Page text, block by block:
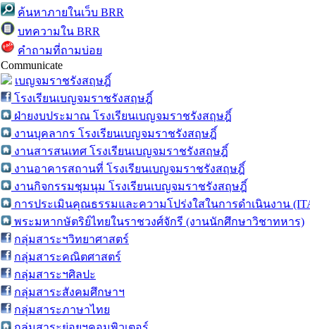
ค้นหาภายในเว็บ BRR
บทความใน BRR
คำถามที่ถามบ่อย
Communicate
เบญจมราชรังสฤษฎิ์
โรงเรียนเบญจมราชรังสฤษฎิ์
ฝ่ายงบประมาณ โรงเรียนเบญจมราชรังสฤษฎิ์
งานบุคลากร โรงเรียนเบญจมราชรังสฤษฎิ์
งานสารสนเทศ โรงเรียนเบญจมราชรังสฤษฎิ์
งานอาคารสถานที่ โรงเรียนเบญจมราชรังสฤษฎิ์
งานกิจกรรมชุมนุม โรงเรียนเบญจมราชรังสฤษฎิ์
การประเมินคุณธรรมและความโปร่งใสในการดำเนินงาน
พระมหากษัตริย์ไทยในราชวงศ์จักรี (งานนักศึกษาวิชาทหาร)
กลุ่มสาระฯวิทยาศาสตร์
กลุ่มสาระคณิตศาสตร์
กลุ่มสาระฯศิลปะ
กลุ่มสาระสังคมศึกษาฯ
กลุ่มสาระภาษาไทย